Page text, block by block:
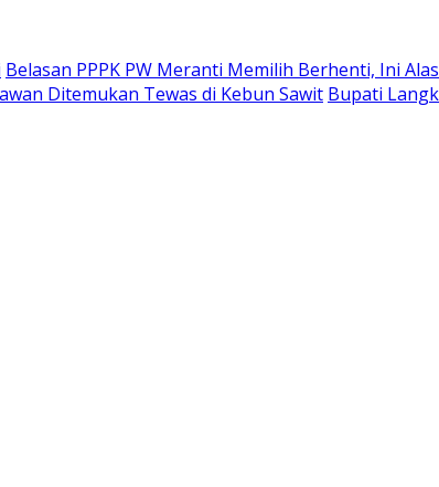
Belasan PPPK PW Meranti Memilih Berhenti, Ini
Ditemukan Tewas di Kebun Sawit Bupati